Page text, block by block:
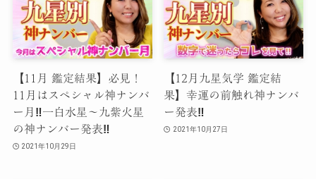
【11月 鑑定結果】必見！
11月はスペシャル神ナンバ
ー月‼︎一白水星〜九紫火星
の神ナンバー発表‼︎
2021年10月29日
【12月九星気学 鑑定結
果】幸運の前触れ神ナンバ
ー発表‼︎
2021年10月27日